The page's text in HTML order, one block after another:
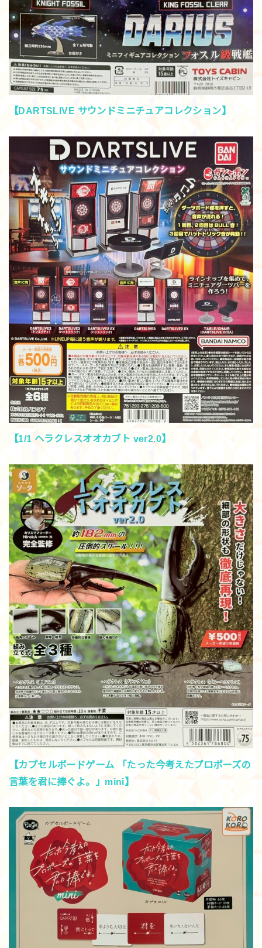
【DARTSLIVE サウンドミニチュアコレクション】
【1/1 ヘラクレスオオカブト ver2.0】
【カプセルボードゲーム 「たった今考えたプロポーズの
言葉を君に捧ぐよ。」mini】